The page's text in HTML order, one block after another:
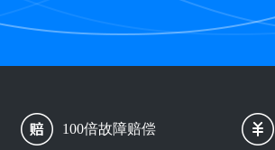
100倍故障赔偿